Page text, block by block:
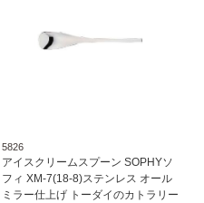
5826
アイスクリームスプーン SOPHYソ
フィ XM-7(18-8)ステンレス オール
ミラー仕上げ トーダイのカトラリー